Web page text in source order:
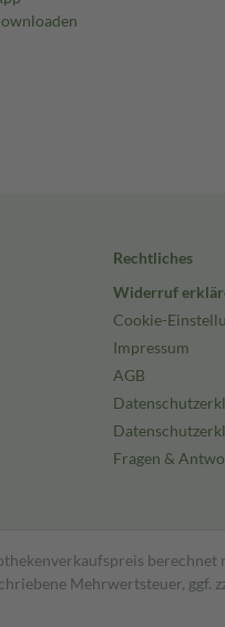
Rechtliches
Widerruf
Cookie-
Impressum
AGB
Fragen &
berechnet
Mehrwertsteuer, ggf.